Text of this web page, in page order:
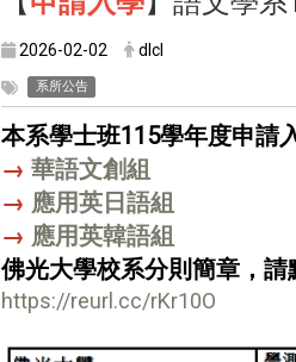
2026-02-02 dlcl
系所公告
本系學士班115學年度申請
→ 華語文創組
→ 應用英日語組
→ 應用英韓語組
佛光大學校系分則簡章，請
https://reurl.cc/rKr10O